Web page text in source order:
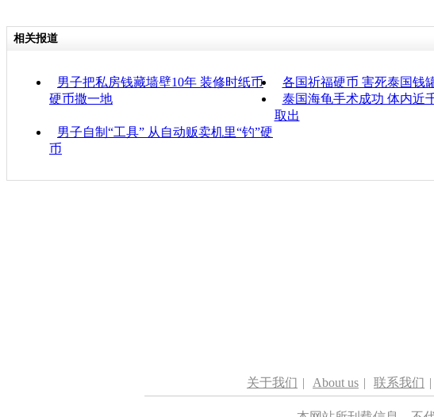
相关报道
男子把私房钱藏墙壁10年 装修时纸币
硬币撒一地
各国祈福硬币 害死泰国钱
泰国海龟手术成功 体内近
取出
男子自制“工具” 从自动贩卖机里“钓”硬
币
关于我们 | About us | 联系我们 |